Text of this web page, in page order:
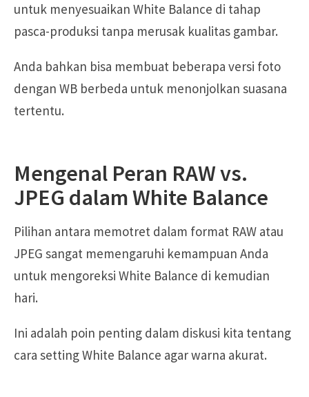
untuk menyesuaikan White Balance di tahap
pasca-produksi tanpa merusak kualitas gambar.
Anda bahkan bisa membuat beberapa versi foto
dengan WB berbeda untuk menonjolkan suasana
tertentu.
Mengenal Peran RAW vs.
JPEG dalam White Balance
Pilihan antara memotret dalam format RAW atau
JPEG sangat memengaruhi kemampuan Anda
untuk mengoreksi White Balance di kemudian
hari.
Ini adalah poin penting dalam diskusi kita tentang
cara setting White Balance agar warna akurat.